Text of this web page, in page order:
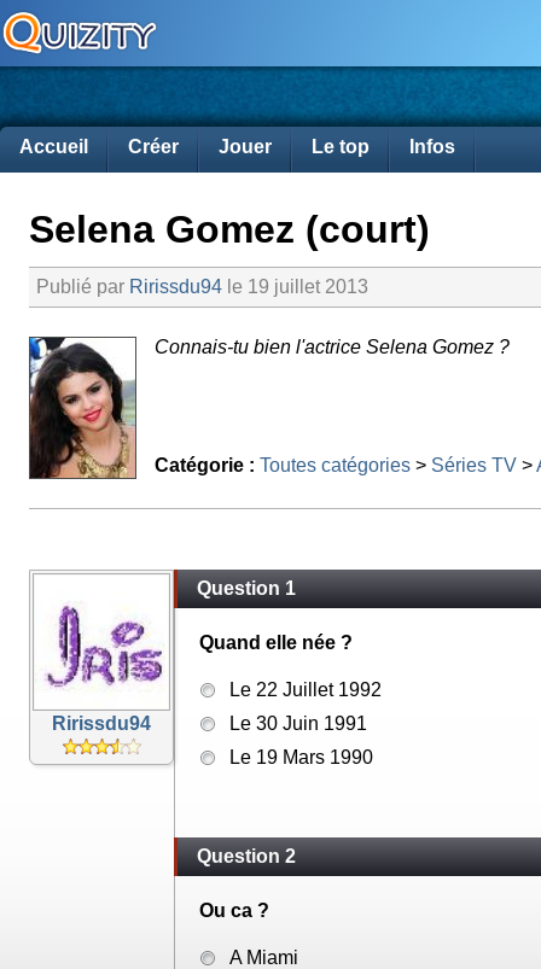
Accueil Créer Jouer Le top Infos
Selena Gomez (court)
Publié par Ririssdu94 le 19 juillet 2013
Connais-tu bien l'actrice Selena Gomez ?
Catégorie : Toutes catégories > Séries TV >
Ririssdu94
Question 1
Quand elle née ?
Le 22 Juillet 1992
Le 30 Juin 1991
Le 19 Mars 1990
Question 2
Ou ca ?
A Miami